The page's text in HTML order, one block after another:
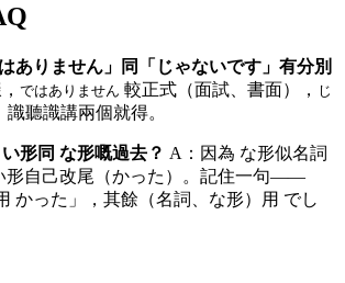
ありません」同「じゃないです」有分別
ではありません 較正式（面試、書面），
じ
識聽識講兩個就得。
形同 な形嘅過去？ A：因為 な形似名詞
形自己改尾（かった）。記住一句——
かった」，其餘（名詞、な形）用 でし